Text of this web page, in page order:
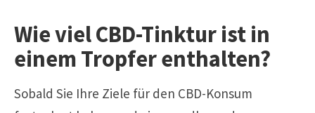
Wie viel CBD-Tinktur ist in
einem Tropfer enthalten?
Sobald Sie Ihre Ziele für den CBD-Konsum